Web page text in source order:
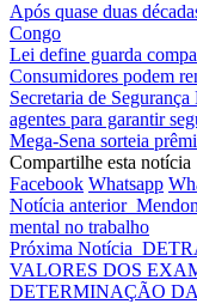
Após quase duas
Congo
Lei define guarda
Consumidores podem
Secretaria de
agentes para garantir
Mega-Sena sorteia
Compartilhe esta notícia
Facebook Whatsapp
Notícia anterior
mental no trabalho
Próxima Notícia
VALORES DOS
DETERMINAÇÃO